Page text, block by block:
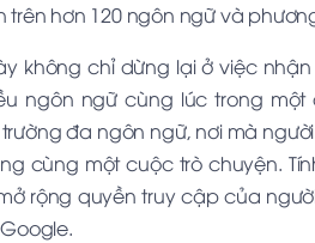
trên hơn 120 ngôn ngữ và
không chỉ dừng lại ở việc
ngôn ngữ cùng lúc trong
đa ngôn ngữ, nơi mà
cùng một cuộc trò chuyện.
rộng quyền truy cập của